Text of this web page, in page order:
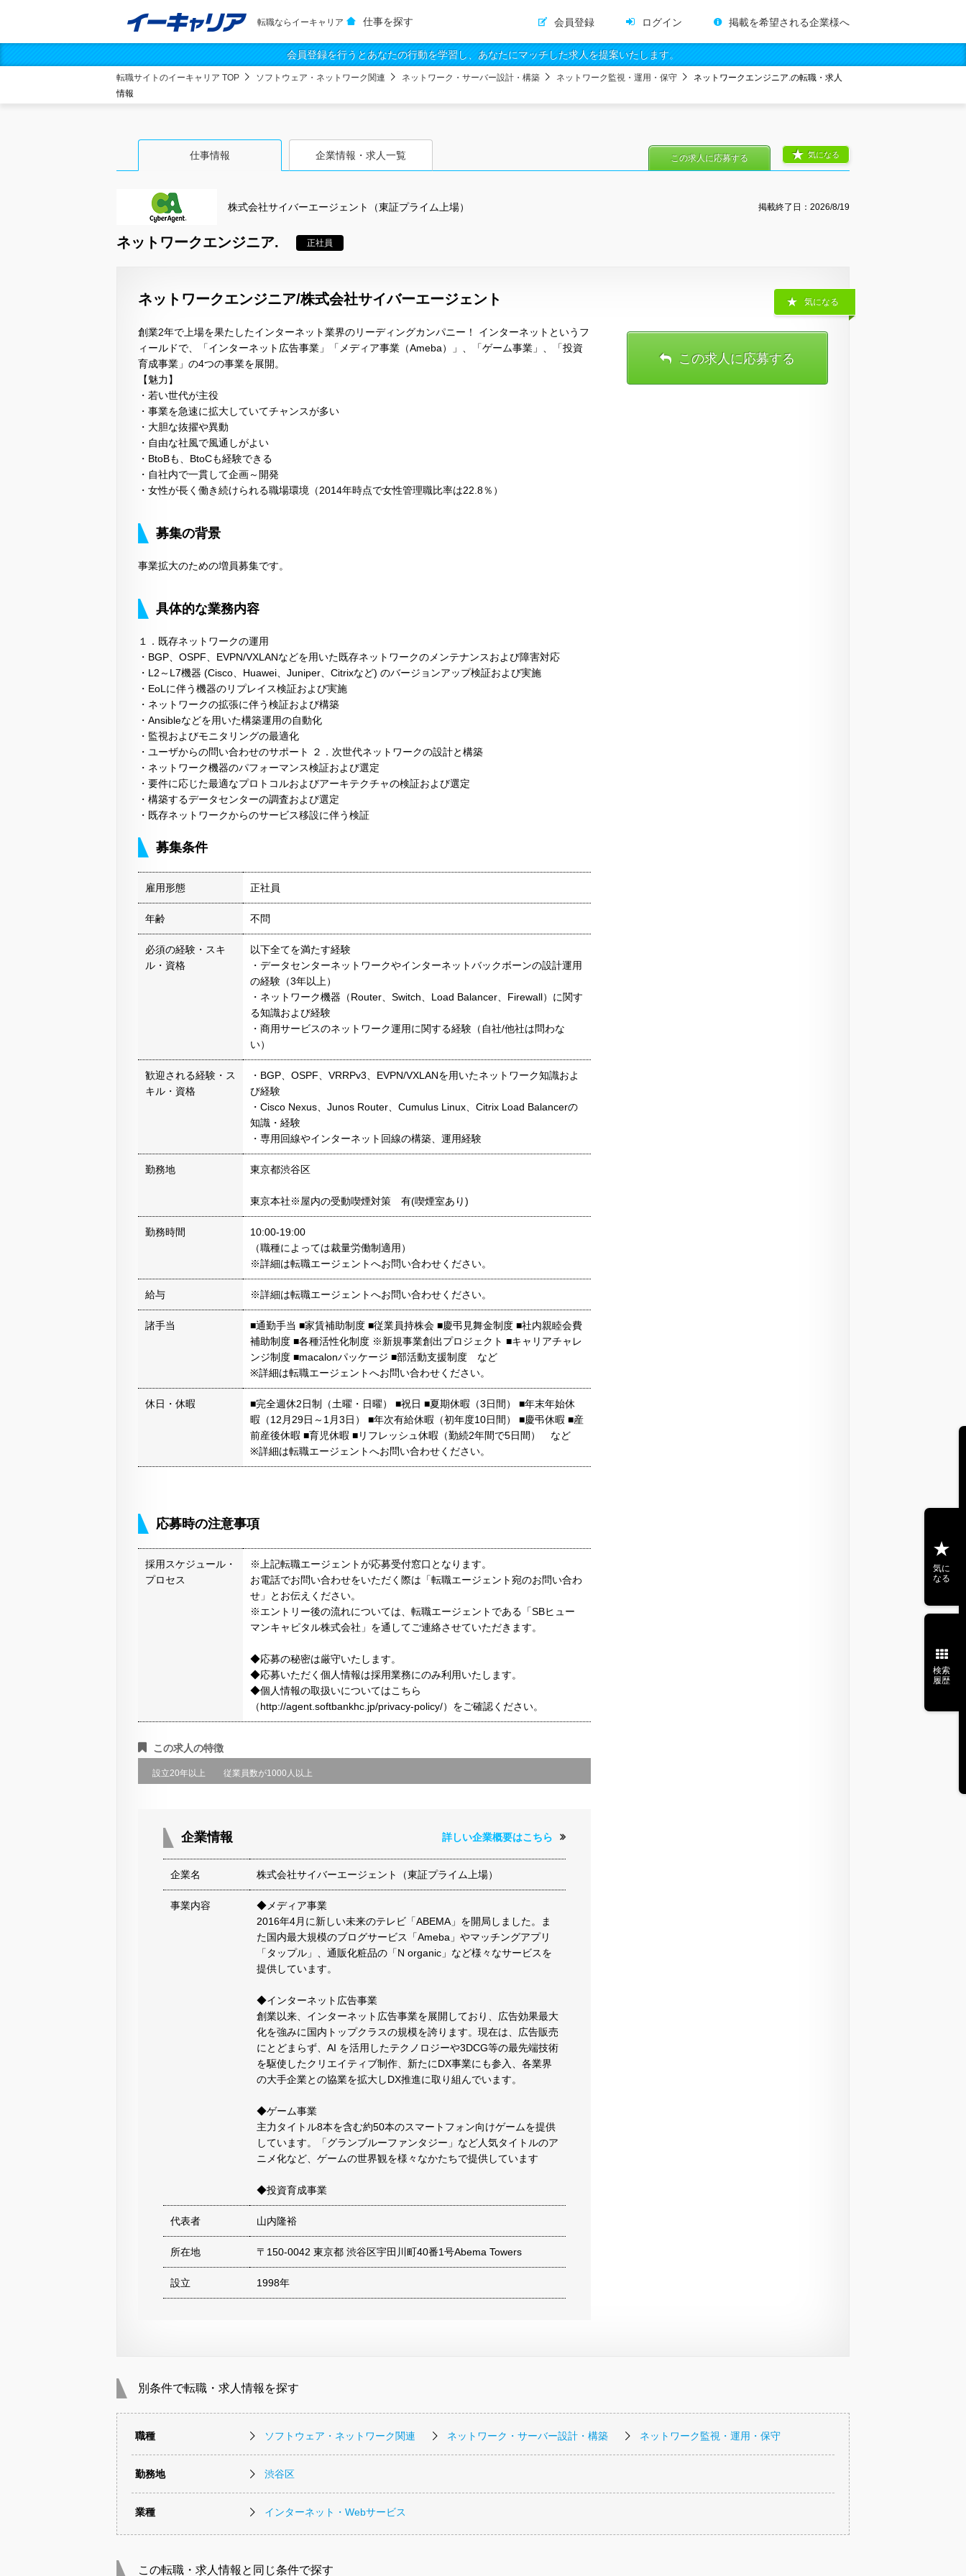
転職ならイーキャリア 仕事を探す 会員登録 ログイン 掲載を希望される企業様へ
会員登録を行うとあなたの行動を学習し、あなたにマッチした求人を提案いたします。
転職サイトのイーキャリア TOP ソフトウェア・ネットワーク関連 ネットワーク・サーバー設計・構築 ネットワーク監視・運用・保守
ネットワークエンジニア.の転職・求人
情報
仕事情報 企業情報・求人一覧
株式会社サイバーエージェント（東証プライム上場） 掲載終了日： 2026/8/19
ネットワークエンジニア. 正社員
気になる
この求人に応募する
ネットワークエンジニア/株式会社サイバーエージェント
創業2年で上場を果たしたインターネット業界のリーディングカンパニー！ インターネットというフ
ィールドで、「インターネット広告事業」「メディア事業（Ameba）」、「ゲーム事業」、「投資
育成事業」の4つの事業を展開。
【魅力】
・若い世代が主役
・事業を急速に拡大していてチャンスが多い
・大胆な抜擢や異動
・自由な社風で風通しがよい
・BtoBも、BtoCも経験できる
・自社内で一貫して企画～開発
・女性が長く働き続けられる職場環境（2014年時点で女性管理職比率は22.8％）
募集の背景
事業拡大のための増員募集です。
具体的な業務内容
１．既存ネットワークの運用
・BGP、OSPF、EVPN/VXLANなどを用いた既存ネットワークのメンテナンスおよび障害対応
・L2～L7機器 (Cisco、Huawei、Juniper、Citrixなど) のバージョンアップ検証および実施
・EoLに伴う機器のリプレイス検証および実施
・ネットワークの拡張に伴う検証および構築
・Ansibleなどを用いた構築運用の自動化
・監視およびモニタリングの最適化
・ユーザからの問い合わせのサポート ２．次世代ネットワークの設計と構築
・ネットワーク機器のパフォーマンス検証および選定
・要件に応じた最適なプロトコルおよびアーキテクチャの検証および選定
・構築するデータセンターの調査および選定
・既存ネットワークからのサービス移設に伴う検証
募集条件
雇用形態 正社員
年齢 不問
必須の経験・スキ
ル・資格
以下全てを満たす経験
・データセンターネットワークやインターネットバックボーンの設計運用
の経験（3年以上）
・ネットワーク機器（Router、Switch、Load Balancer、Firewall）に関す
る知識および経験
・商用サービスのネットワーク運用に関する経験（自社/他社は問わな
い）
歓迎される経験・ス
キル・資格
・BGP、OSPF、VRRPv3、EVPN/VXLANを用いたネットワーク知識およ
び経験
・Cisco Nexus、Junos Router、Cumulus Linux、Citrix Load Balancerの
知識・経験
・専用回線やインターネット回線の構築、運用経験
勤務地 東京都渋谷区
東京本社※屋内の受動喫煙対策 有(喫煙室あり)
勤務時間
10:00-19:00
（職種によっては裁量労働制適用）
※詳細は転職エージェントへお問い合わせください。
給与 ※詳細は転職エージェントへお問い合わせください。
諸手当
■通勤手当 ■家賃補助制度 ■従業員持株会 ■慶弔見舞金制度 ■社内親睦会費
補助制度 ■各種活性化制度 ※新規事業創出プロジェクト ■キャリアチャレ
ンジ制度 ■macalonパッケージ ■部活動支援制度 など
※詳細は転職エージェントへお問い合わせください。
休日・休暇
■完全週休2日制（土曜・日曜） ■祝日 ■夏期休暇（3日間） ■年末年始休
暇（12月29日～1月3日） ■年次有給休暇（初年度10日間） ■慶弔休暇 ■産
前産後休暇 ■育児休暇 ■リフレッシュ休暇（勤続2年間で5日間） など
※詳細は転職エージェントへお問い合わせください。
応募時の注意事項
採用スケジュール・
プロセス
※上記転職エージェントが応募受付窓口となります。
お電話でお問い合わせをいただく際は「転職エージェント宛のお問い合わ
せ」とお伝えください。
※エントリー後の流れについては、転職エージェントである「SBヒュー
マンキャピタル株式会社」を通してご連絡させていただきます。
◆応募の秘密は厳守いたします。
◆応募いただく個人情報は採用業務にのみ利用いたします。
◆個人情報の取扱いについてはこちら
（http://agent.softbankhc.jp/privacy-policy/）をご確認ください。
この求人の特徴
設立20年以上 従業員数が1000人以上
企業情報 詳しい企業概要はこちら
企業名 株式会社サイバーエージェント（東証プライム上場）
事業内容
◆メディア事業
2016年4月に新しい未来のテレビ「ABEMA」を開局しました。ま
た国内最大規模のブログサービス「Ameba」やマッチングアプリ
「タップル」、通販化粧品の「N organic」など様々なサービスを
提供しています。
◆インターネット広告事業
創業以来、インターネット広告事業を展開しており、広告効果最大
化を強みに国内トップクラスの規模を誇ります。現在は、広告販売
にとどまらず、AI を活用したテクノロジーや3DCG等の最先端技術
を駆使したクリエイティブ制作、新たにDX事業にも参入、各業界
の大手企業との協業を拡大しDX推進に取り組んでいます。
◆ゲーム事業
主力タイトル8本を含む約50本のスマートフォン向けゲームを提供
しています。「グランブルーファンタジー」など人気タイトルのア
ニメ化など、ゲームの世界観を様々なかたちで提供しています
◆投資育成事業
代表者 山内隆裕
所在地 〒150-0042 東京都 渋谷区宇田川町40番1号Abema Towers
設立 1998年
気になる
この求人に応募する
別条件で転職・求人情報を探す
職種 ソフトウェア・ネットワーク関連 ネットワーク・サーバー設計・構築 ネットワーク監視・運用・保守
勤務地 渋谷区
業種 インターネット・Webサービス
この転職・求人情報と同じ条件で探す
気に
なる
検索
履歴